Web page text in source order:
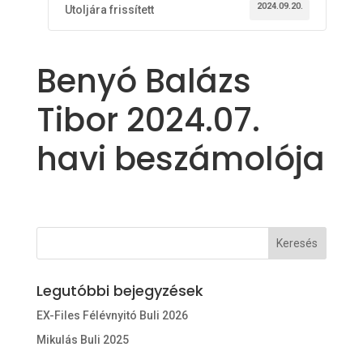
Utoljára frissített 2024.09.20.
Benyó Balázs
Tibor 2024.07.
havi beszámolója
Legutóbbi bejegyzések
EX-Files Félévnyitó Buli 2026
Mikulás Buli 2025